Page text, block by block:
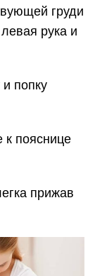
груди
рука и
попку
к пояснице
прижав